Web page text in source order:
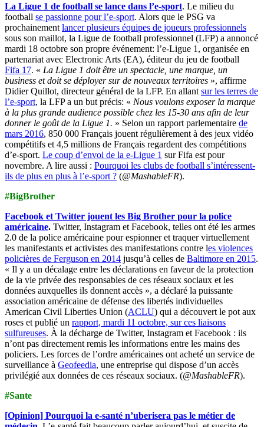
La Ligue 1 de football se lance dans l’e-sport. Le milieu du
football se passionne pour l’e-sport. Alors que le PSG va
prochainement lancer plusieurs équipes de joueurs professionnels
sous son maillot, la Ligue de football professionnel (LFP) a annoncé
mardi 18 octobre son propre événement: l’e-Ligue 1, organisée en
partenariat avec Electronic Arts (EA), éditeur du jeu de football
Fifa 17. « La Ligue 1 doit être un spectacle, une marque, un
business et doit se déployer sur de nouveaux territoires », affirme
Didier Quillot, directeur général de la LFP. En allant sur les terres de
l’e-sport, la LFP a un but précis: « Nous voulons exposer la marque
à la plus grande audience possible chez les 15-30 ans afin de leur
donner le goût de la Ligue 1. » Selon un rapport parlementaire de
mars 2016, 850 000 Français jouent régulièrement à des jeux vidéo
compétitifs et 4,5 millions de Français regardent des compétitions
d’e-sport. Le coup d’envoi de la e-Ligue 1 sur Fifa est pour
novembre. A lire aussi : Pourquoi les clubs de football s’intéressent-
ils de plus en plus à l’e-sport ? (@MashableFR).
#BigBrother
Facebook et Twitter jouent les Big Brother pour la police
américaine. Twitter, Instagram et Facebook, telles ont été les armes
2.0 de la police américaine pour espionner et traquer virtuellement
les manifestants et activistes des manifestations contre les violences
policières de Ferguson en 2014 jusqu’à celles de Baltimore en 2015.
« Il y a un décalage entre les déclarations en faveur de la protection
de la vie privée des responsables de ces réseaux sociaux et les
données auxquelles ils donnent accès », a déclaré la puissante
association américaine de défense des libertés individuelles
American Civil Liberties Union (ACLU) qui a découvert le pot aux
roses et publié un rapport, mardi 11 octobre, sur ces liaisons
sulfureuses. À la décharge de Twitter, Instagram et Facebook : ils
n’ont pas directement remis les informations entre les mains des
policiers. Les forces de l’ordre américaines ont acheté un service de
surveillance à Geofeedia, une entreprise qui dispose d’un accès
privilégié aux données de ces réseaux sociaux. (@MashableFR).
#Sante
[Opinion] Pourquoi la e-santé n’uberisera pas le métier de